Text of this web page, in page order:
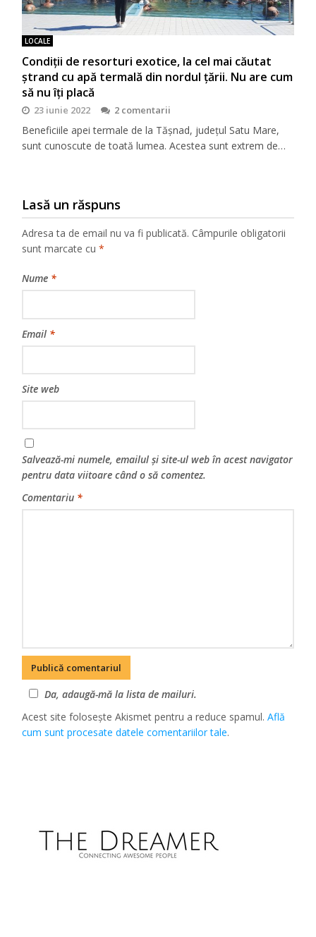
LOCALE
Condiţii de resorturi exotice, la cel mai căutat
ştrand cu apă termală din nordul ţării. Nu are cum
să nu îţi placă
23 iunie 2022 2 comentarii
Beneficiile apei termale de la Tășnad, județul Satu Mare,
sunt cunoscute de toată lumea. Acestea sunt extrem de…
Lasă un răspuns
Adresa ta de email nu va fi publicată. Câmpurile obligatorii
sunt marcate cu*
Nume *
Email *
Site web
Salvează-mi numele, emailul și site-ul web în acest navigator
pentru data viitoare când o să comentez.
Comentariu *
Da, adaugă-mă la lista de mailuri.
Acest site folosește Akismet pentru a reduce spamul.Află
cum sunt procesate datele comentariilor tale.